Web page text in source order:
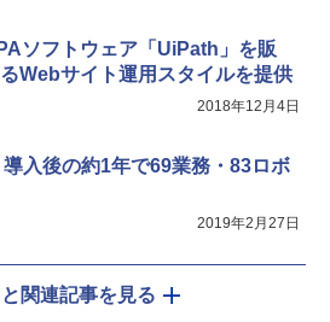
ソフトウェア「UiPath」を販
Webサイト運用スタイルを提供
2018年12月4日
入後の約1年で69業務・83ロボ
2019年2月27日
と関連記事を見る